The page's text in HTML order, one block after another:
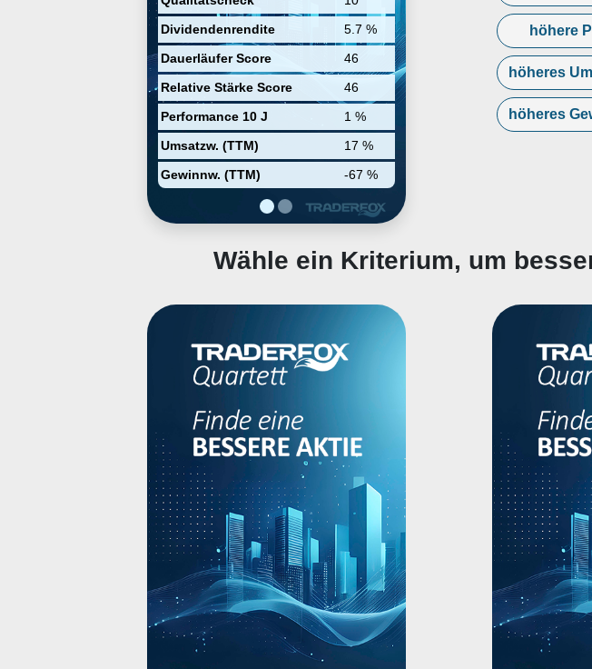
Dividendenrendite
5.7 %
Dauerläufer Score
46
Relative Stärke Score
46
Performance 10 J
1 %
Umsatzw. (TTM)
17 %
Gewinnw. (TTM)
-67 %
höhere
höheres
höheres
Wähle ein Kriterium, um